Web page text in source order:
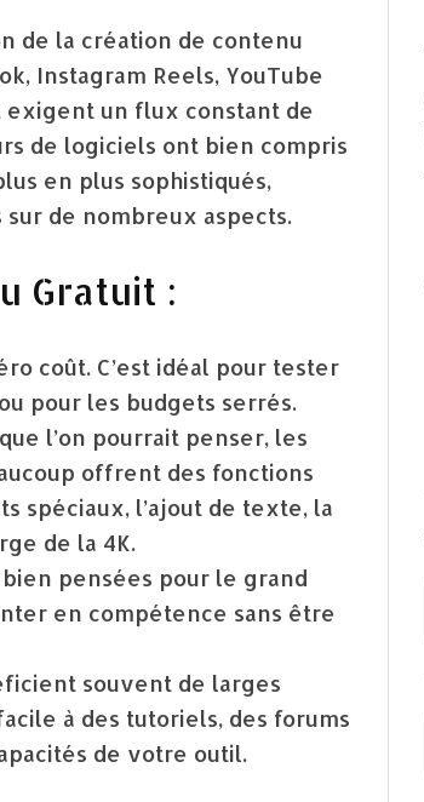
de la création de contenu
Instagram Reels, YouTube
exigent un flux constant de
de logiciels ont bien compris
en plus sophistiqués,
de nombreux aspects.
Gratuit :
coût. C’est idéal pour tester
pour les budgets serrés.
l’on pourrait penser, les
offrent des fonctions
spéciaux, l’ajout de texte, la
de la 4K.
pensées pour le grand
en compétence sans être
souvent de larges
à des tutoriels, des forums
de votre outil.